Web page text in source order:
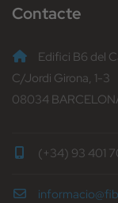
Contacte
Edifici B6 del
C/Jordi Girona, 1-3
08034
(+34) 93 401